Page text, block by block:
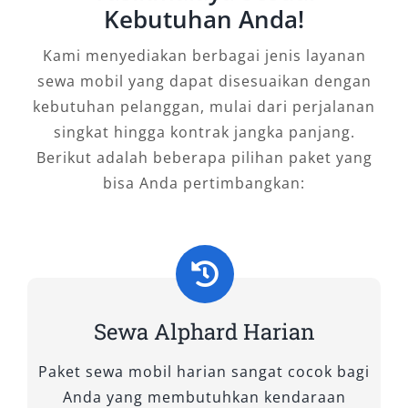
Tasikmalaya terbaik , dan rasakan
Tipe Mobil Alphard yang Kami
Sewakan di Tasikmalaya
Memilih tipe mobil Alphard yang tepat untuk
disewa bukan sekadar soal tampilan mewah—
antara kebutuhan, kenyamanan, dan nilai
perjalanan. Baik untuk perjalanan bisnis,
liburan keluarga, maupun penjemputan tamu
VIP, setiap tipe Alphard hadir dengan fitur
unggulan yang disesuaikan dengan berbagai
skenario penggunaan. Di layanan rental
Alphard premium kami, Anda akan menemukan
Kebutuhan Anda!
Kami menyediakan berbagai jenis layanan
sewa mobil yang dapat disesuaikan dengan
kebutuhan pelanggan, mulai dari perjalanan
singkat hingga kontrak jangka panjang.
Berikut adalah beberapa pilihan paket yang
bisa Anda pertimbangkan:
Sewa Alphard Harian
Paket sewa mobil harian sangat cocok bagi
Anda yang membutuhkan kendaraan